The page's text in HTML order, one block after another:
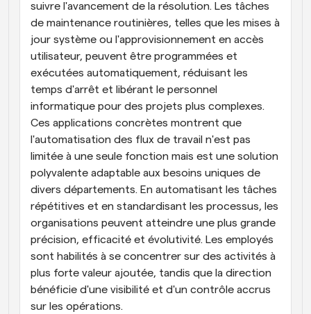
suivre l'avancement de la résolution. Les tâches
de maintenance routinières, telles que les mises à
jour système ou l'approvisionnement en accès
utilisateur, peuvent être programmées et
exécutées automatiquement, réduisant les
temps d'arrêt et libérant le personnel
informatique pour des projets plus complexes.
Ces applications concrètes montrent que
l'automatisation des flux de travail n'est pas
limitée à une seule fonction mais est une solution
polyvalente adaptable aux besoins uniques de
divers départements. En automatisant les tâches
répétitives et en standardisant les processus, les
organisations peuvent atteindre une plus grande
précision, efficacité et évolutivité. Les employés
sont habilités à se concentrer sur des activités à
plus forte valeur ajoutée, tandis que la direction
bénéficie d'une visibilité et d'un contrôle accrus
sur les opérations.